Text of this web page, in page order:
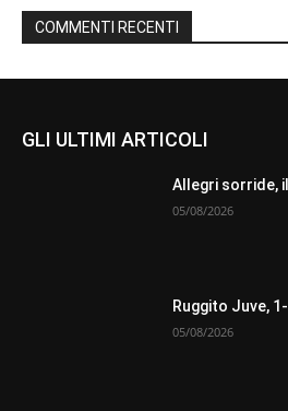
COMMENTI RECENTI
GLI ULTIMI ARTICOLI
Allegri sorride, il
05/08/2026
Ruggito Juve,
05/08/2026